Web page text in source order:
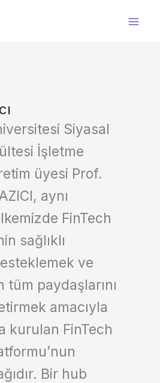
Siyasal
İşletme
üyesi Prof.
aynı
FinTech
sağlıklı
ve
tüm paydaşlarını
amacıyla
kurulan FinTech
Bir hub